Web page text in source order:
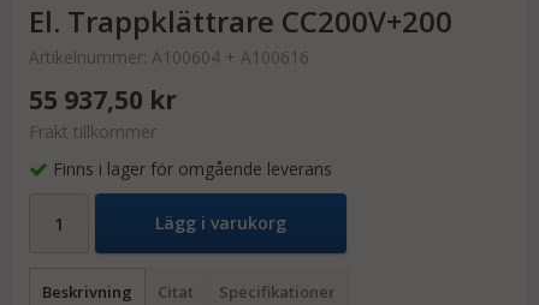
El. Trappklättrare CC200V+200
Artikelnummer: A100604 + A100616
55 937,50 kr
Frakt tillkommer
Finns i lager för omgående leverans
Lägg i varukorg
Beskrivning Citat Specifikationer